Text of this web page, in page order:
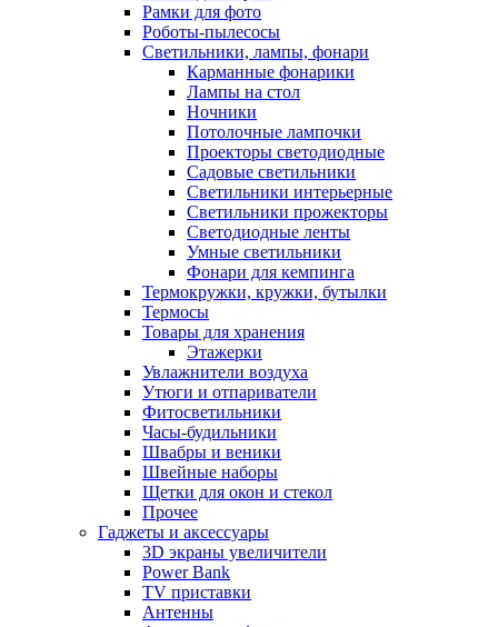
Рамки для фото
Роботы-пылесосы
Светильники, лампы, фонари
Карманные фонарики
Лампы на стол
Ночники
Потолочные лампочки
Проекторы светодиодные
Садовые светильники
Светильники интерьерные
Светильники прожекторы
Светодиодные ленты
Умные светильники
Фонари для кемпинга
Термокружки, кружки, бутылки
Термосы
Товары для хранения
Этажерки
Увлажнители воздуха
Утюги и отпариватели
Фитосветильники
Часы-будильники
Швабры и веники
Швейные наборы
Щетки для окон и стекол
Прочее
Гаджеты и аксессуары
3D экраны увеличители
Power Bank
TV приставки
Антенны